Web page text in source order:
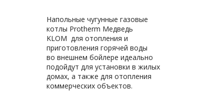
Напольные чугунные газовые
котлы Protherm Медведь
KLOM для отопления и
приготовления горячей воды
во внешнем бойлере идеально
подойдут для установки в жилых
домах, а также для отопления
коммерческих объектов.